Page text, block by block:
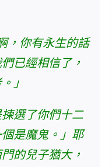
，你有永生的話
已經相信了，
」
選了你們十二
是魔鬼。」耶
的兒子猶大，